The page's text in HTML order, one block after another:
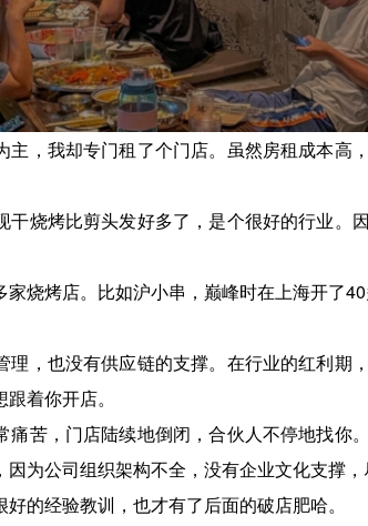
主，我却专门租了个门店。虽然房租成本高
干烧烤比剪头发好多了，是个很好的行业。
烧烤店。比如沪小串，巅峰时在上海开了40
理，也没有供应链的支撑。在行业的红利期
着你开店。
痛苦，门店陆续地倒闭，合伙人不停地找你
为公司组织架构不全，没有企业文化支撑
的经验教训，也才有了后面的破店肥哈。